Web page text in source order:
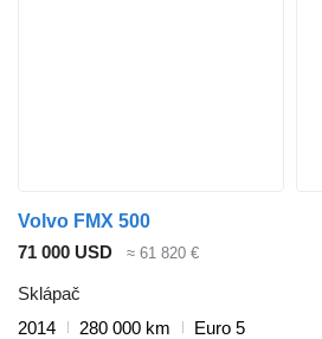
Volvo FMX 500
71 000 USD
≈ 61 820 €
Sklápač
2014
280 000 km
Euro 5